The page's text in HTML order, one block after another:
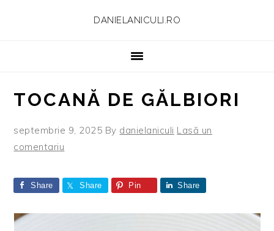
DANIELANICULI.RO
TOCANĂ DE GĂLBIORI
septembrie 9, 2025 By danielaniculi Lasă un
comentariu
Share Share Pin Share